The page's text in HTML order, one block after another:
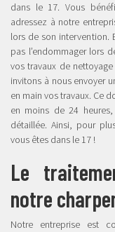
dans le 17. Vous
adressez à notre
lors de son intervention.
pas l’endommager lors
vos travaux de
invitons à nous envoyer
en main vos travaux. Ce
en moins de 24
détaillée. Ainsi, pour
vous êtes dans le 17 !
Le
notre
Notre entreprise est